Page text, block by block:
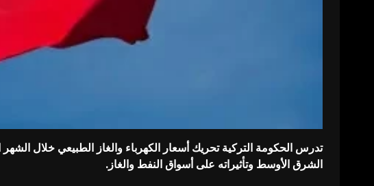
تدرس الحكومة التركية تحريك أسعار الكهرباء والغاز الطبيعي خلال
الشرق الأوسط وتأثيراته على أسواق النفط والغاز.